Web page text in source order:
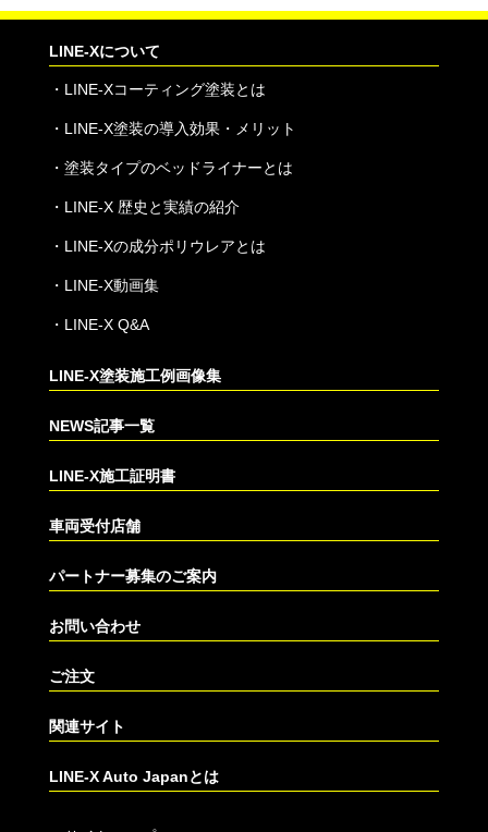
LINE-Xについて
・ LINE-Xコーティング塗装とは
・ LINE-X塗装の導入効果・メリット
・ 塗装タイプのベッドライナーとは
・ LINE-X 歴史と実績の紹介
・ LINE-Xの成分ポリウレアとは
・ LINE-X動画集
・ LINE-X Q&A
LINE-X塗装施工例画像集
NEWS記事一覧
LINE-X施工証明書
車両受付店舗
パートナー募集のご案内
お問い合わせ
ご注文
関連サイト
LINE-X Auto Japanとは